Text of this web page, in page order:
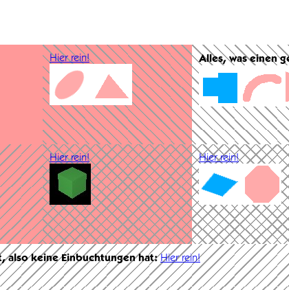
Hier rein! Alles, was einen
Hier rein! Hier rein!
also keine Einbuchtungen hat:Hier rein!